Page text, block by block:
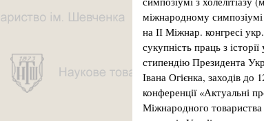
міжнародному симпозіумі
на ІІ Міжнар. конгресі
сукупність праць з
стипендію Президента
Івана Огієнка, заходів до
конференції «Актуальні
Міжнародного